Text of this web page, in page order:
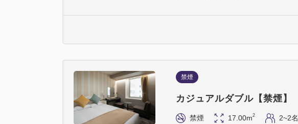
禁煙
カジュアルダブル【禁煙】
禁煙 17.00m2 2~2名